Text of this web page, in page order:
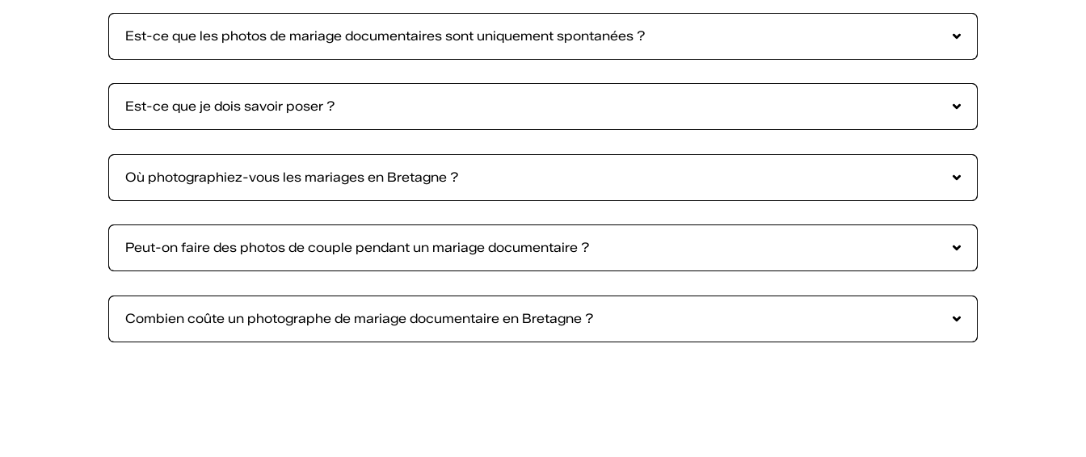
Est-ce que les photos de mariage documentaires sont uniquement spontanées ?
Est-ce que je dois savoir poser ?
Où photographiez-vous les mariages en Bretagne ?
Peut-on faire des photos de couple pendant un mariage documentaire ?
Combien coûte un photographe de mariage documentaire en Bretagne ?